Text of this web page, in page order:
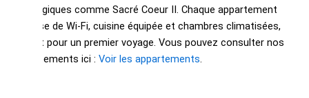
stratégiques comme Sacré Coeur II. Chaque appartement
dispose de Wi-Fi, cuisine équipée et chambres climatisées,
parfait pour un premier voyage. Vous pouvez consulter nos
appartements ici : Voir les appartements.